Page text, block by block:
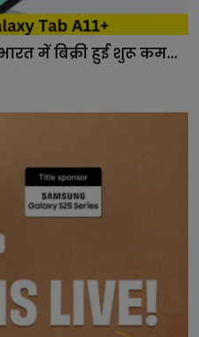
में बिक्री हुई शुरू कम...